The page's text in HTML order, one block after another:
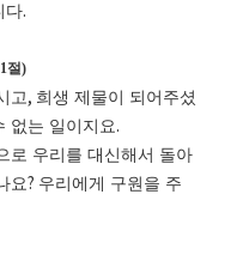
다.
절)
고 , 희생 제물이 되어주셨
없는 일이지요 .
로 우리를 대신해서 돌아
요? 우리에게 구원을 주